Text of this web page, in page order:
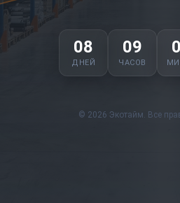
08
ДНЕЙ
09
ЧАСОВ
© 2026 Экотайм. Все